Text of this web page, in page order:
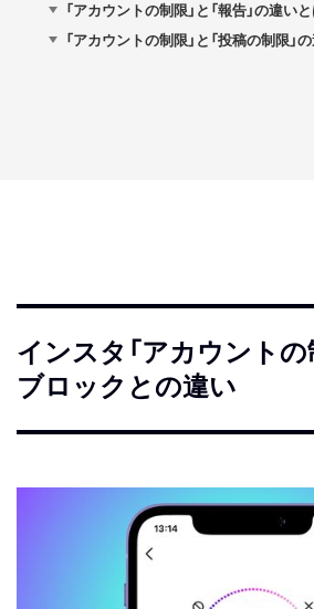
「アカウントの制限」と「報告」の違いと
「アカウントの制限」と「投稿の制限」
インスタ「アカウントの
ブロックとの違い